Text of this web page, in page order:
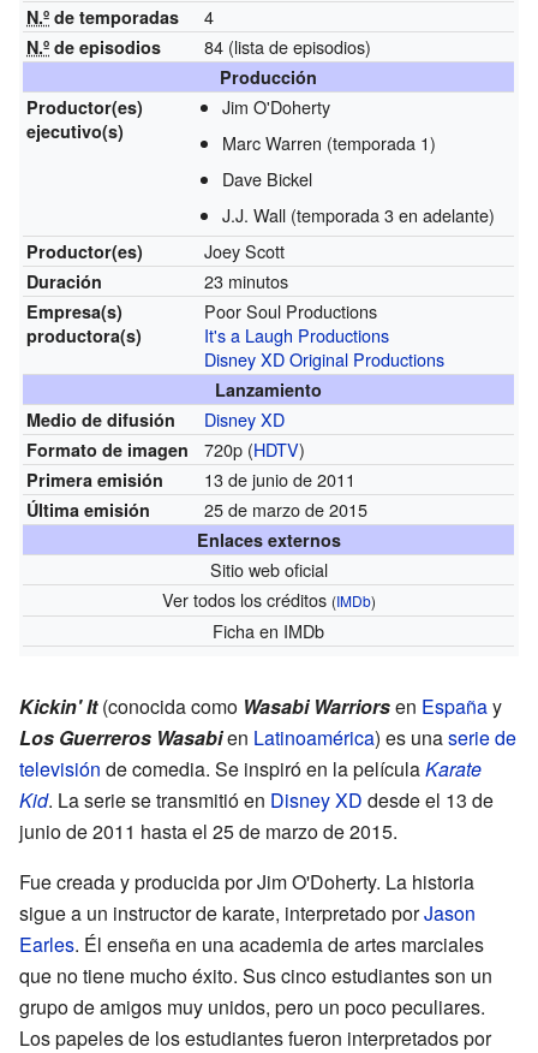
N.º de temporadas 4
N.º de episodios 84 (lista de episodios)
Producción
Productor(es)
ejecutivo(s)
Jim O'Doherty
Marc Warren (temporada 1)
Dave Bickel
J.J. Wall (temporada 3 en adelante)
Productor(es) Joey Scott
Duración 23 minutos
Empresa(s)
productora(s)
Poor Soul Productions
It's a Laugh Productions
Disney XD Original Productions
Lanzamiento
Medio de difusión
Disney XD
Formato de imagen 720p (HDTV)
Primera emisión 13 de junio de 2011
Última emisión 25 de marzo de 2015
Enlaces externos
Sitio web oficial
Ver todos los créditos (IMDb)
Fichaen IMDb
Kickin' It(conocida como Wasabi Warriorsen Españay
Los Guerreros Wasabien Latinoamérica) es unaserie de
televisión de comedia. Se inspiró en la películaKarate
Kid. La serie se transmitió en Disney XD desde el 13 de
junio de 2011 hasta el 25 de marzo de 2015.
Fue creada y producida por Jim O'Doherty. La historia
sigue a un instructor de karate, interpretado porJason
Earles. Él enseña en una academia de artes marciales
que no tiene mucho éxito. Sus cinco estudiantes son un
grupo de amigos muy unidos, pero un poco peculiares.
Los papeles de los estudiantes fueron interpretados por